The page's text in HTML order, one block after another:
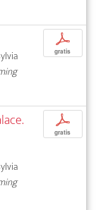
p
gratis
p
gratis